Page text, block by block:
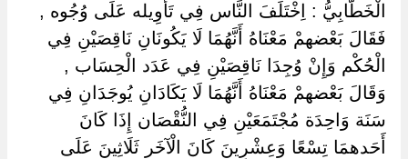
الْخَطَّابِيُّ : اِخْتَلَفَ النَّاس فِي تَأْوِيله عَلَى وُجُوه ,
فَقَالَ بَعْضهمْ مَعْنَاهُ أَنَّهُمَا لَا يَكُونَانِ نَاقِصَيْنِ فِي
الْحُكْم وَإِنْ وُجِدَا نَاقِصَيْنِ فِي عَدَد الْحِسَاب ,
وَقَالَ بَعْضهمْ مَعْنَاهُ أَنَّهُمَا لَا يَكَادَانِ يُوجَدَانِ فِي
سَنَة وَاحِدَة مُجْتَمَعَيْنِ فِي النُّقْصَان إِذَا كَانَ
أَحَدهمَا تِسْعًا وَعِشْرِينَ كَانَ الْآخَر ثَلَاثِينَ عَلَى